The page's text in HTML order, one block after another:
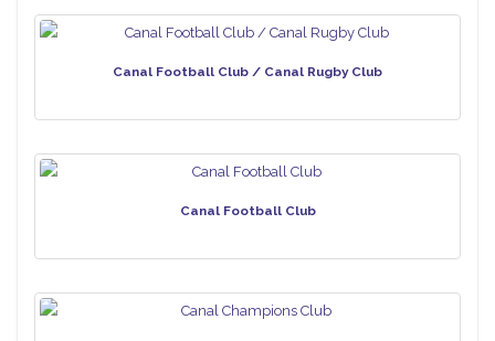
Canal Football Club / Canal Rugby Club
Canal Football Club